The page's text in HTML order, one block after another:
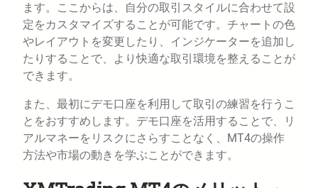
ます。ここからは、自分の取引スタイルに合わせて設
定をカスタマイズすることが可能です。チャートの色
やレイアウトを変更したり、インジケーターを追加し
たりすることで、より快適な取引環境を整えることが
できます。
また、最初にデモ口座を利用して取引の練習を行うこ
とをおすすめします。デモ口座を活用することで、リ
アルマネーをリスクにさらすことなく、MT4の操作
方法や市場の動きを学ぶことができます。